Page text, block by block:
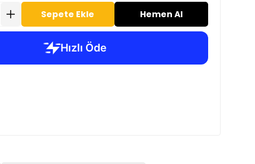
Sepete Ekle Hemen Al